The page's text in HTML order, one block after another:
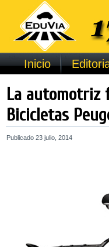
Inicio
La automotriz
Bicicletas
Publicado 23 julio, 2014